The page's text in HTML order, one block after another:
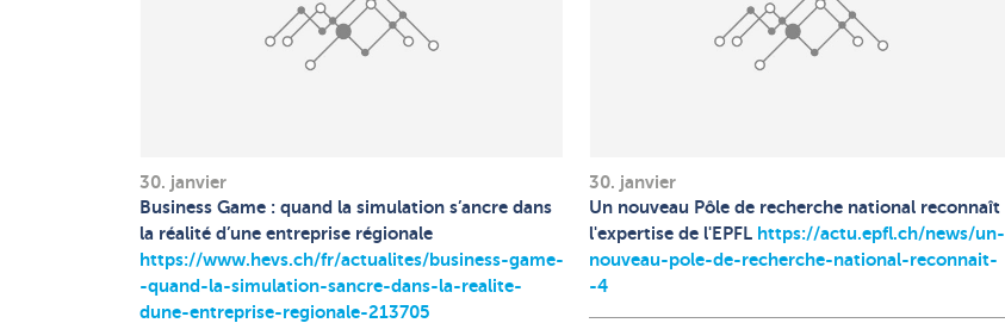
30. janvier
Business Game : quand la simulation s’ancre dans
la réalité d’une entreprise régionale
https://www.hevs.ch/fr/actualites/business-game-
-quand-la-simulation-sancre-dans-la-realite-
dune-entreprise-regionale-213705
30. janvier
Un nouveau Pôle de recherche national reconnaît
l'expertise de l'EPFL https://actu.epfl.ch/news/un-
nouveau-pole-de-recherche-national-reconnait-
-4